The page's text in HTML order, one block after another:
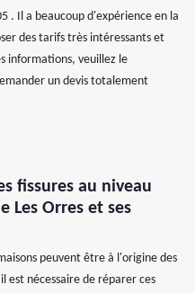
. Il a beaucoup d'expérience en la
des tarifs très intéressants et
informations, veuillez le
un devis totalement
fissures au niveau
Les Orres et ses
peuvent être à l'origine des
est nécessaire de réparer ces